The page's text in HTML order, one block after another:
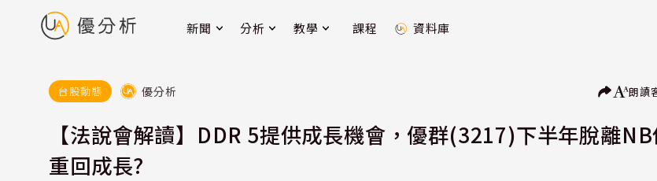
新聞 分析 教學 課程 資料庫
台股動態 優分析 朗讀
【法說會解讀】DDR 5提供成長機會，優群(3217)下半年脫離
重回成長?